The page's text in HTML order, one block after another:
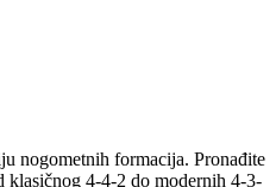
nogometnih formacija. Pronađite
klasičnog 4-4-2 do modernih 4-3-